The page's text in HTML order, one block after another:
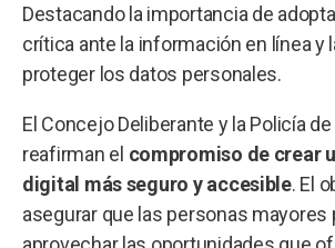
Destacando la importancia de
crítica ante la información en línea y
proteger los datos personales.
El Concejo Deliberante y la Policía
reafirman el compromiso de crear
digital más seguro y accesible. El
asegurar que las personas mayores